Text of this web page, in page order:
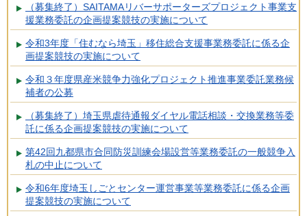
（募集終了）SAITAMAリバーサポーターズプロジェクト事業支
援業務委託の企画提案競技の実施について
令和3年度「住むなら埼玉」移住総合支援事業務委託に係る企
画提案競技の実施について
令和３年度県産米競争力強化プロジェクト推進事業委託業務候
補者の公募
（募集終了）埼玉県虐待通報ダイヤル電話相談・交換業務等委
託に係る企画提案競技の実施について
第42回九都県市合同防災訓練会場設営等業務委託の一般競争入
札の中止について
令和6年度埼玉しごとセンター運営事業等業務委託に係る企画
提案競技の実施について